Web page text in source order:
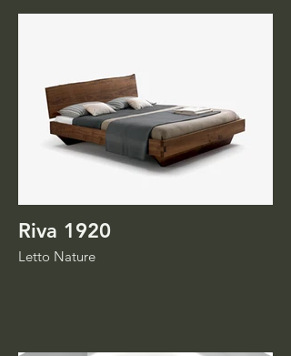
Riva 1920
Letto Nature